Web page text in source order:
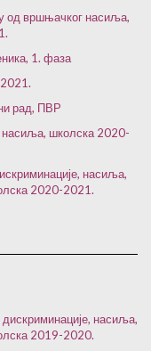
од вршњачког насиља,
1. фаза
рад, ПВР
насиља, школска 2020-
насиља,
2020-2021.
насиља,
2019-2020.